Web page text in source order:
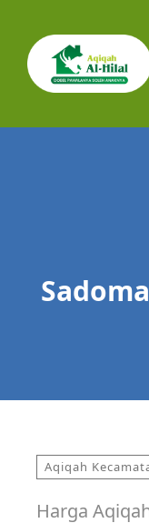
Cari
Aqiqah
Harga